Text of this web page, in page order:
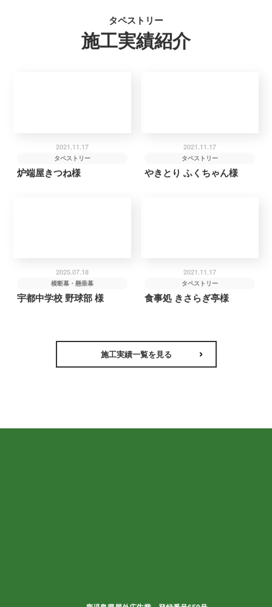
タペストリー
施工実績紹介
2021.11.17
タペストリー
炉端屋きつね様
2021.11.17
タペストリー
やきとり ふくちゃん様
2025.07.18
横断幕・懸垂幕
宇都中学校 野球部 様
2021.11.17
タペストリー
食事処 きさらぎ亭様
施工実績一覧を見る